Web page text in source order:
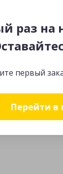
раз на
первый
Перейти в